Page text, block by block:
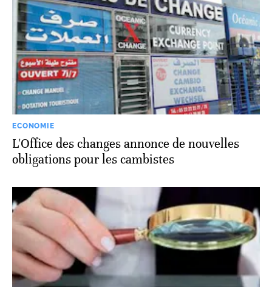
ECONOMIE
L'Office des changes annonce de nouvelles
obligations pour les cambistes